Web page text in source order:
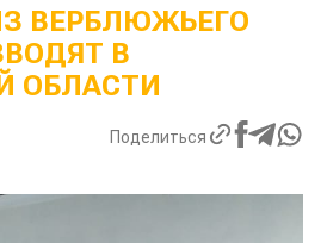
ВЕРБЛЮЖЬЕГО
В
ОБЛАСТИ
Поделиться